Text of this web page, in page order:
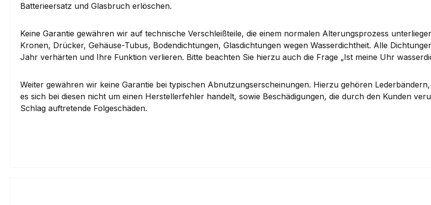
Batterieersatz und Glasbruch erlöschen.
Keine Garantie gewähren wir auf technische Verschleißteile, die einem normalen Alterungsprozess
Kronen, Drücker, Gehäuse-Tubus, Bodendichtungen, Glasdichtungen wegen Wasserdichtheit. Alle
Jahr verhärten und Ihre Funktion verlieren. Bitte beachten Sie hierzu auch die Frage „Ist meine Uhr
Weiter gewähren wir keine Garantie bei typischen Abnutzungserscheinungen. Hierzu gehören
es sich bei diesen nicht um einen Herstellerfehler handelt, sowie Beschädigungen, die durch den Kunden
Schlag auftretende Folgeschäden.